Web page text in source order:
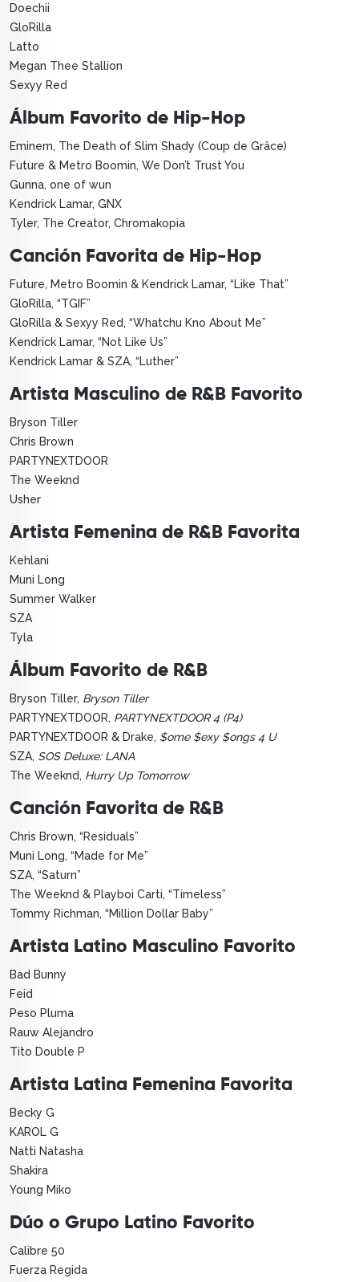
Doechii
GloRilla
Latto
Megan Thee Stallion
Sexyy Red
Álbum Favorito de Hip-Hop
Eminem, The Death of Slim Shady (Coup de Grâce)
Future & Metro Boomin, We Don’t Trust You
Gunna, one of wun
Kendrick Lamar, GNX
Tyler, The Creator, Chromakopia
Canción Favorita de Hip-Hop
Future, Metro Boomin & Kendrick Lamar, “Like That”
GloRilla, “TGIF”
GloRilla & Sexyy Red, “Whatchu Kno About Me”
Kendrick Lamar, “Not Like Us”
Kendrick Lamar & SZA, “Luther”
Artista Masculino de R&B Favorito
Bryson Tiller
Chris Brown
PARTYNEXTDOOR
The Weeknd
Usher
Artista Femenina de R&B Favorita
Kehlani
Muni Long
Summer Walker
SZA
Tyla
Álbum Favorito de R&B
Bryson Tiller, Bryson Tiller
PARTYNEXTDOOR, PARTYNEXTDOOR 4 (P4)
PARTYNEXTDOOR & Drake, $ome $exy $ongs 4 U
SZA, SOS Deluxe: LANA
The Weeknd, Hurry Up Tomorrow
Canción Favorita de R&B
Chris Brown, “Residuals”
Muni Long, “Made for Me”
SZA, “Saturn”
The Weeknd & Playboi Carti, “Timeless”
Tommy Richman, “Million Dollar Baby”
Artista Latino Masculino Favorito
Bad Bunny
Feid
Peso Pluma
Rauw Alejandro
Tito Double P
Artista Latina Femenina Favorita
Becky G
KAROL G
Natti Natasha
Shakira
Young Miko
Dúo o Grupo Latino Favorito
Calibre 50
Fuerza Regida